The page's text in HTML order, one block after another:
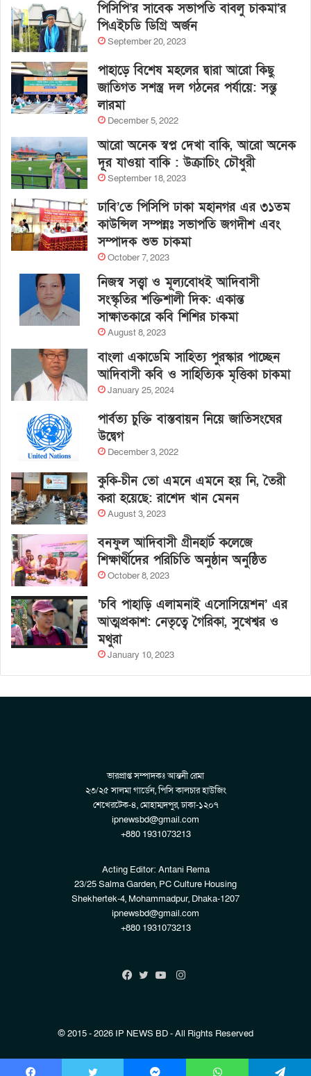
পিসিপি’র সাবেক সভাপতি বাবলু চাকমা’র
পিএইচডি ডিগ্রি অর্জন
September 20, 2023
পাহাড়ে বিশেষ মহলের দ্বারা আরো কিছু
জাতিগত সশস্ত্র দল গঠনের পর্যায়ে: সন্তু
লারমা
December 5, 2022
আরো অনেক স্বপ্ন দেখা বাকি, আরো অনেক
দূর যাওয়া বাকি : উক্রাচিং চৌধুরী
September 18, 2023
ঢাবি’তে পিসিপি ঢাকা মহানগর এর ৩১তম
কাউন্সিল সম্পন্নঃ সভাপতি জগদীশ এবং
সম্পাদক শুভ চাকমা
October 7, 2023
নিজস্ব সত্ত্বা ও মূল্যবোধই আদিবাসী
সংস্কৃতির শক্তিশালী দিক: একান্ত
সাক্ষাতকারে কবি শিশির চাকমা
August 8, 2023
বাংলা একাডেমি সাহিত্য পুরস্কার পাচ্ছেন
আদিবাসী কবি ও সাহিত্যিক মৃত্তিকা চাকমা
January 25, 2024
পার্বত্য চুক্তি বাস্তবায়ন নিয়ে জাতিসংঘের
উদ্বেগ
December 3, 2022
কুকি-চীন তো এমনে এমনে হয় নি, তৈরী
করা হয়েছে: রাশেদ খান মেনন
August 3, 2023
বনফুল আদিবাসী গ্রীনহার্ট কলেজে
শিক্ষার্থীদের পরিচিতি অনুষ্ঠান অনুষ্ঠিত
October 8, 2023
‘চবি পাহাড়ি এলামনাই এসোসিয়েশন’ এর
আত্মপ্রকাশ: নেতৃত্বে গৈরিকা, সুখেশ্বর ও
মথুরা
January 10, 2023
ভারপ্রাপ্ত সম্পাদকঃ আন্তনী রেমা
২৩/২৫ সালমা গার্ডেন, পিসি কালচার হাউজিং
শেখেরটেক-৪, মোহাম্মদপুর, ঢাকা-১২০৭
ipnewsbd@gmail.com
+880 1931073213
Acting Editor: Antani Rema
23/25 Salma Garden, PC Culture Housing
Shekhertek-4, Mohammadpur, Dhaka-1207
ipnewsbd@gmail.com
+880 1931073213
Instagram
© 2015 - 2026 IP NEWS BD - All Rights Reserved